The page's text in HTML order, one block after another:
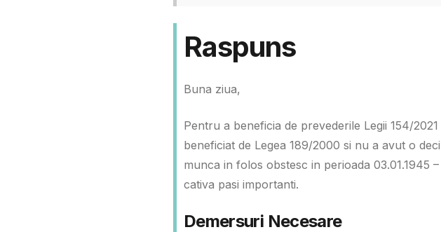
Raspuns
Buna ziua,
Pentru a beneficia de prevederile Legii 154/
beneficiat de Legea 189/2000 si nu a avut o
munca in folos obstesc in perioada 03.01.1945
cativa pasi importanti.
Demersuri Necesare